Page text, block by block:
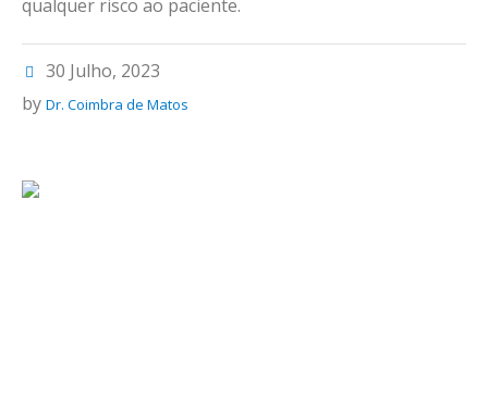
qualquer risco ao paciente.
30 Julho, 2023
by Dr. Coimbra de Matos